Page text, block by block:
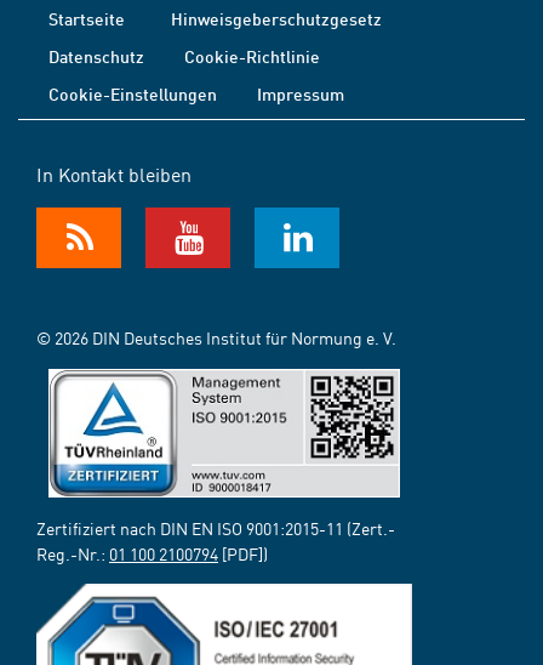
Startseite
Hinweisgeberschutzgesetz
Datenschutz
Cookie-Richtlinie
Cookie-Einstellungen
Impressum
In Kontakt bleiben
© 2026 DIN Deutsches Institut für Normung e. V.
Zertifiziert nach DIN EN ISO 9001:2015-11 (Zert.-
Reg.-Nr.: 01 100 2100794 [PDF])